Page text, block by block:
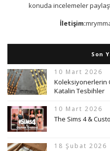
konuda incelemeler
İletişim:
Son
10 Mart 2026
Koleksiyonerlerin
Katalin Tesbihler
10 Mart 2026
The Sims 4 &
18 Şubat 2026